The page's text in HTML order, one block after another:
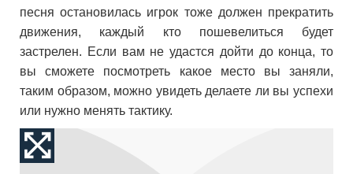
песня остановилась игрок тоже должен прекратить
движения, каждый кто пошевелиться будет
застрелен. Если вам не удастся дойти до конца, то
вы сможете посмотреть какое место вы заняли,
таким образом, можно увидеть делаете ли вы успехи
или нужно менять тактику.